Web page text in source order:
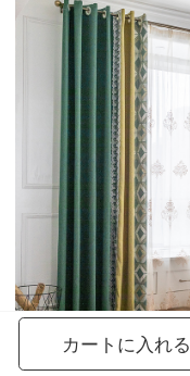
カートに入れる